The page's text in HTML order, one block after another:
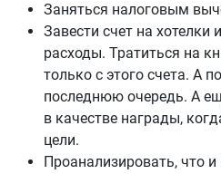
Заняться налоговым
Завести счет на хотелки
расходы. Тратиться на
только с этого счета. А
последнюю очередь. А
в качестве награды,
цели.
Проанализировать, что